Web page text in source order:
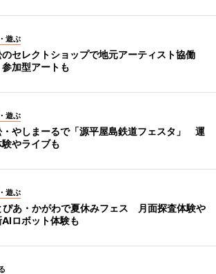
遊ぶ
セレクトショップで地元アーティスト協働
加型アートも
遊ぶ
・やしまーるで「源平屋島鉄道フェスタ」 運
やライブも
遊ぶ
あ・かがわで夏休みフェス 月面探査体験や
ロボット体験も